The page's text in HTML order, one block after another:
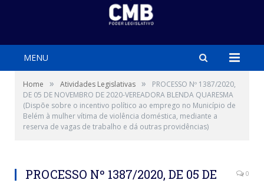
MENU
Home » Atividades Legislativas »
PROCESSO Nº 1387/2020,
DE 05 DE NOVEMBRO DE 2020-VEREADORA BLENDA QUARESMA
(Dispõe sobre o incentivo político ao emprego no Município de
Belém à mulher vítima de violência doméstica, mediante a
reserva de vagas de trabalho e dá outras providências)
PROCESSO Nº 1387/2020, DE 05 DE
0